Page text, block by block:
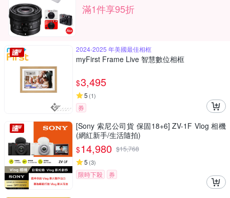
滿1件享95折
2024-2025 年美國最佳相框
myFirst Frame Live 智慧數位相框
$3,495
5 (1)
券
[Sony 索尼公司貨 保固18+6] ZV-1F Vlog 相機
(網紅新手/生活隨拍)
$14,980 $15,768
5 (3)
限時下殺 券